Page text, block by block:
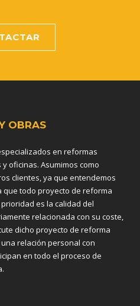
OBRAS
en reformas
oficinas. Asumimos como
clientes, ya que entendemos
todo proyecto de reforma
es la calidad del
relacionada con su coste,
dicho proyecto de reforma
relación personal con
en todo el proceso de